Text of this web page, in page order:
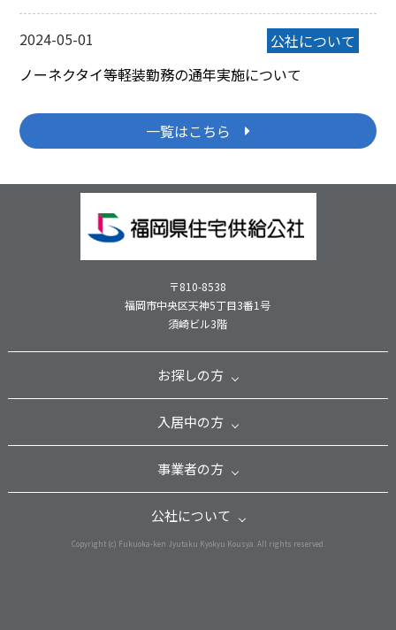
2024-05-01
ノーネクタイ等軽装勤務の通年実施について
一覧はこちら
〒810-8538
福岡市中央区天神5丁目3番1号
須崎ビル3階
お探しの方
入居中の方
事業者の方
公社について
Copyright (c) Fukuoka-ken Jyutaku Kyokyu Kousya. All rights reserved.